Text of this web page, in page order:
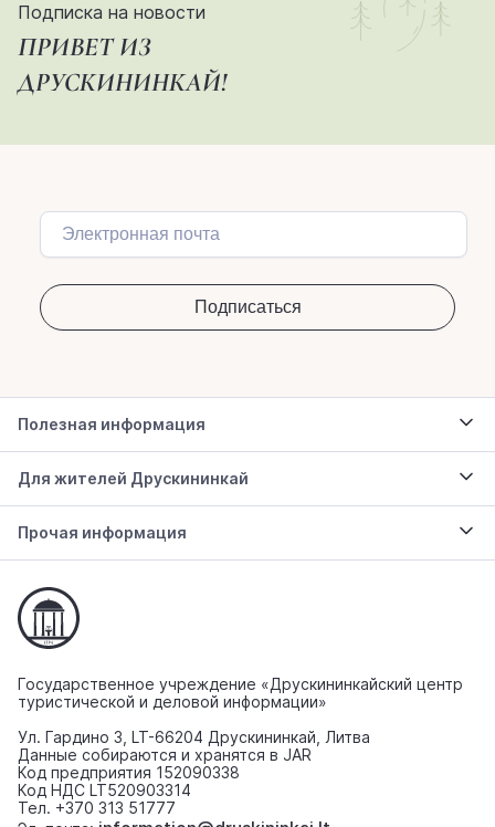
Подписка на новости
ПРИВЕТ ИЗ
ДРУСКИНИНКАЙ!
Полезная информация
Для жителей Друскининкай
Прочая информация
Государственное учреждение «Друскининкайский центр
туристической и деловой информации»
Ул. Гардино 3, LT-66204 Друскининкай, Литва
Данные собираются и хранятся в JAR
Код предприятия 152090338
Код НДС LT520903314
Тел. +370 313 51777